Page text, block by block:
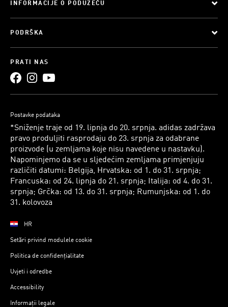
INFORMACIJE O PODUZEĆU
PODRŠKA
PRATI NAS
Postavke podataka
*Sniženje traje od 19. lipnja do 20. srpnja. adidas zadržava
pravo produljiti rasprodaju do 23. srpnja za odabrane
proizvode (u zemljama koje nisu navedene u nastavku).
Napominjemo da se u sljedećim zemljama primjenjuju
različiti datumi: Belgija, Hrvatska: od 1. do 31. srpnja;
Francuska: od 24. lipnja do 21. srpnja; Italija: od 4. do 31.
srpnja; Grčka: od 13. do 31. srpnja; Rumunjska: od 1. do
31. kolovoza
HR
Setări privind modulele cookie
Politica de confidențialitate
Uvjeti i odredbe
Accessibility
Informații legale